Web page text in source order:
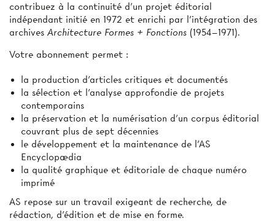
contribuez à la continuité d’un projet éditorial
indépendant initié en 1972 et enrichi par l’intégration des
archives Architecture Formes + Fonctions (1954–1971).
Votre abonnement permet :
la production d'articles critiques et documentés
la sélection et l’analyse approfondie de projets
contemporains
la préservation et la numérisation d’un corpus éditorial
couvrant plus de sept décennies
le développement et la maintenance de l’AS
Encyclopædia
la qualité graphique et éditoriale de chaque numéro
imprimé
AS repose sur un travail exigeant de recherche, de
rédaction, d’édition et de mise en forme.